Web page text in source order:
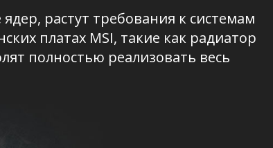
растут требования к системам
платах MSI, такие как радиатор
полностью реализовать весь